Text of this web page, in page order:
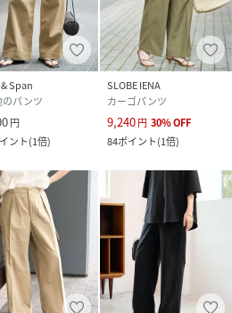
Span
のパンツ
円
ント(1倍)
SLOBE IENA
カーゴパンツ
9,240円 30%OFF
84ポイント(1倍)